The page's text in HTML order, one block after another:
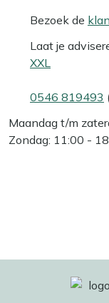
Bezoek de
Laat je
XXL
0546 819493
Maandag t/m
Zondag: 11:00 -